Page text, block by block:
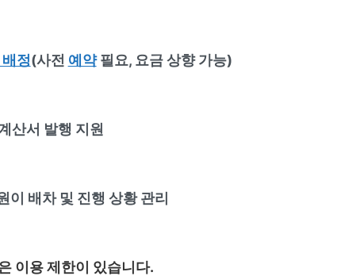
정(사전 예약필요, 요금 상향 가능)
산서 발행 지원
이 배차 및 진행 상황 관리
이용 제한이 있습니다.